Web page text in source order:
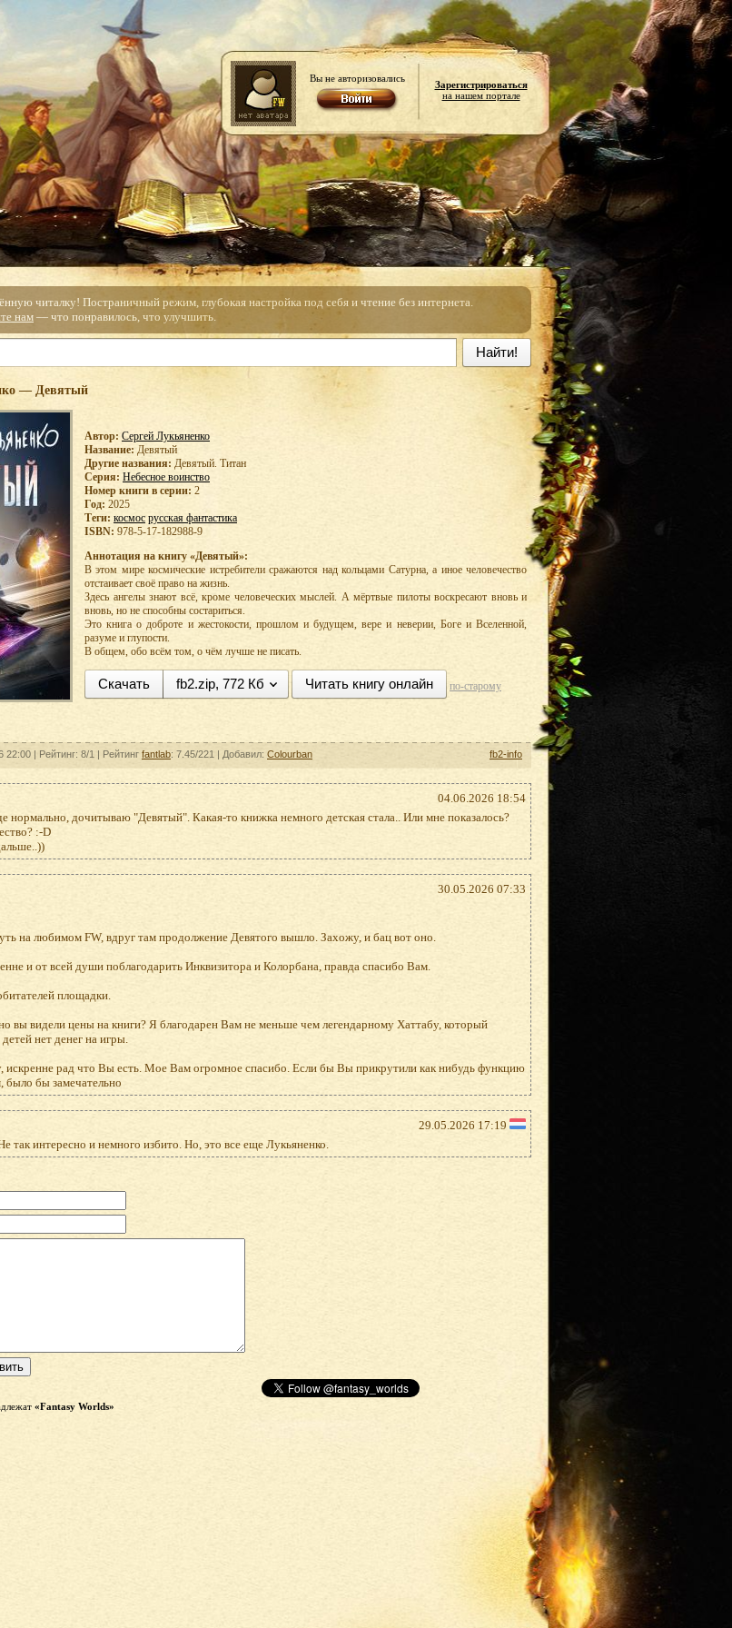
Вы не авторизовались
Зарегистрироваться
на нашем портале
читалку! Постраничный режим, глубокая настройка под себя и чтение без интернета.
нам— что понравилось, что улучшить.
Найти!
— Девятый
Автор: Сергей Лукьяненко
Название: Девятый
Другие названия: Девятый. Титан
Серия: Небесное воинство
Номер книги в серии: 2
Год: 2025
Теги: космос русская фантастика
ISBN: 978-5-17-182988-9
Аннотация на книгу «Девятый»:
В этом мире космические истребители сражаются над кольцами Сатурна, а иное человечество
отстаивает своё право на жизнь.
Здесь ангелы знают всё, кроме человеческих мыслей. А мёртвые пилоты воскресают вновь и
вновь, но не способны состариться.
Это книга о доброте и жестокости, прошлом и будущем, вере и неверии, Боге и Вселенной,
разуме и глупости.
В общем, обо всём том, о чём лучше не писать.
Скачать fb2.zip, 772 Кб Читать книгу онлайн по-старому
22:00 | Рейтинг: 8/1 | Рейтинг fantlab: 7.45/221 | Добавил: Colourban fb2-info
04.06.2026 18:54
нормально, дочитываю "Девятый". Какая-то книжка немного детская стала.. Или мне показалось?
:-D
30.05.2026 07:33
на любимом FW, вдруг там продолжение Девятого вышло. Захожу, и бац вот оно.
и от всей души поблагодарить Инквизитора и Колорбана, правда спасибо Вам.
площадки.
вы видели цены на книги? Я благодарен Вам не меньше чем легендарному Хаттабу, который
нет денег на игры.
искренне рад что Вы есть. Мое Вам огромное спасибо. Если бы Вы прикрутили как нибудь функцию
было бы замечательно
29.05.2026 17:19
так интересно и немного избито. Но, это все еще Лукьяненко.
«Fantasy Worlds»